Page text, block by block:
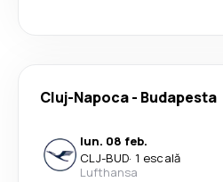
Cluj-Napoca- Budapesta
lun. 08 feb.
CLJ-BUD· 1 escală
Lufthansa